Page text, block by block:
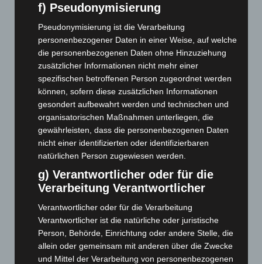
März 2026(115)
Februar 2026(109)
Januar 2026(122)
Dezember 2025(103)
November 2025(114)
Oktober 2025 (112)
September 2025(93)
August 2025(90)
Juli 2025(90)
Juni 2025(103)
Mai 2025(112)
April 2025(88)
März 2025(111)
Februar 2025(96)
Januar 2025(88)
f) Pseudonymisierung
Pseudonymisierung ist die Verarbeitung
personenbezogener Daten in einer Weise, auf welche
die personenbezogenen Daten ohne Hinzuziehung
zusätzlicher Informationen nicht mehr einer
spezifischen betroffenen Person zugeordnet werden
können, sofern diese zusätzlichen Informationen
gesondert aufbewahrt werden und technischen und
organisatorischen Maßnahmen unterliegen, die
gewährleisten, dass die personenbezogenen Daten
nicht einer identifizierten oder identifizierbaren
natürlichen Person zugewiesen werden.
g) Verantwortlicher oder für die
Verarbeitung Verantwortlicher
Verantwortlicher oder für die Verarbeitung
Verantwortlicher ist die natürliche oder juristische
Person, Behörde, Einrichtung oder andere Stelle, die
allein oder gemeinsam mit anderen über die Zwecke
und Mittel der Verarbeitung von personenbezogenen